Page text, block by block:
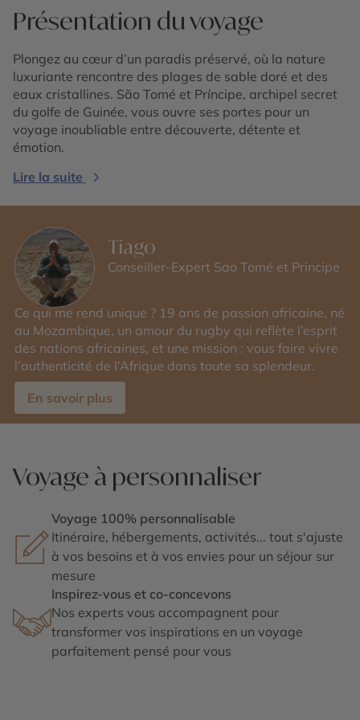
Présentation du voyage
Plongez au cœur d’un paradis préservé, où la nature
luxuriante rencontre des plages de sable doré et des
eaux cristallines. São Tomé et Príncipe, archipel secret
du golfe de Guinée, vous ouvre ses portes pour un
voyage inoubliable entre découverte, détente et
émotion.
Lire la suite
Tiago
Conseiller-Expert Sao Tomé et Principe
Ce qui me rend unique ? 19 ans de passion africaine, né
au Mozambique, un amour du rugby qui reflète l’esprit
des nations africaines, et une mission : vous faire vivre
l’authenticité de l’Afrique dans toute sa splendeur.
En savoir plus
Voyage à personnaliser
Voyage 100% personnalisable
Itinéraire, hébergements, activités... tout s'ajuste
à vos besoins et à vos envies pour un séjour sur
mesure
Inspirez-vous et co-concevons
Nos experts vous accompagnent pour
transformer vos inspirations en un voyage
parfaitement pensé pour vous